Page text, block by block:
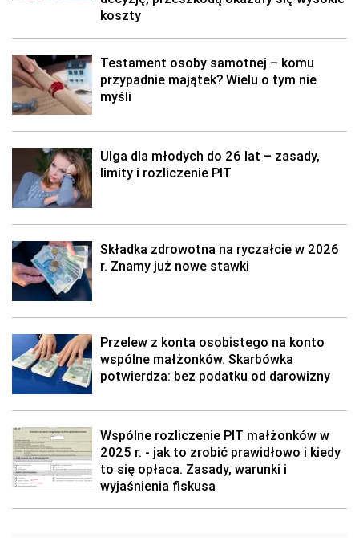
koszty
Testament osoby samotnej – komu
przypadnie majątek? Wielu o tym nie
myśli
Ulga dla młodych do 26 lat – zasady,
limity i rozliczenie PIT
Składka zdrowotna na ryczałcie w 2026
r. Znamy już nowe stawki
Przelew z konta osobistego na konto
wspólne małżonków. Skarbówka
potwierdza: bez podatku od darowizny
Wspólne rozliczenie PIT małżonków w
2025 r. - jak to zrobić prawidłowo i kiedy
to się opłaca. Zasady, warunki i
wyjaśnienia fiskusa